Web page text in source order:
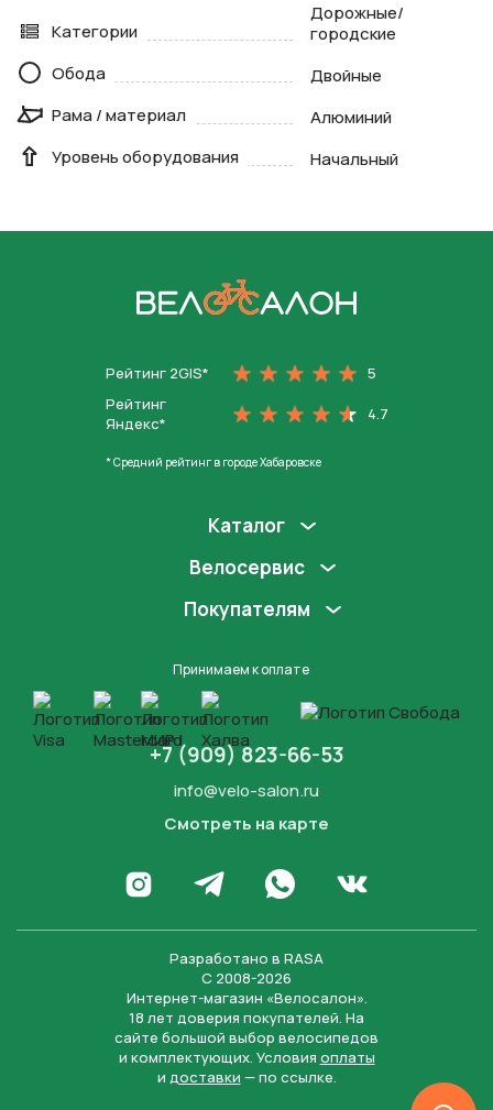
Категории
Дорожные/
городские
Обода
Двойные
Рама / материал
Алюминий
Уровень оборудования
Начальный
Рейтинг 2GIS*
5
Рейтинг
Яндекс*
4.7
* Средний рейтинг в городе Хабаровске
Каталог
Велосервис
Покупателям
Принимаем к оплате
+7 (909) 823-66-53
info@velo-salon.ru
Смотреть на карте
Перейти в Инстаграм
Написать в Телеграм
Написать в WhatsApp
Перейти во
Разработано в RASA
С 2008-2026
Интернет-магазин «Велосалон».
18 лет доверия покупателей. На
сайте большой выбор велосипедов
и комплектующих. Условия оплаты
и доставки — по ссылке.